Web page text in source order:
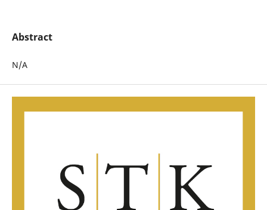
Abstract
N/A